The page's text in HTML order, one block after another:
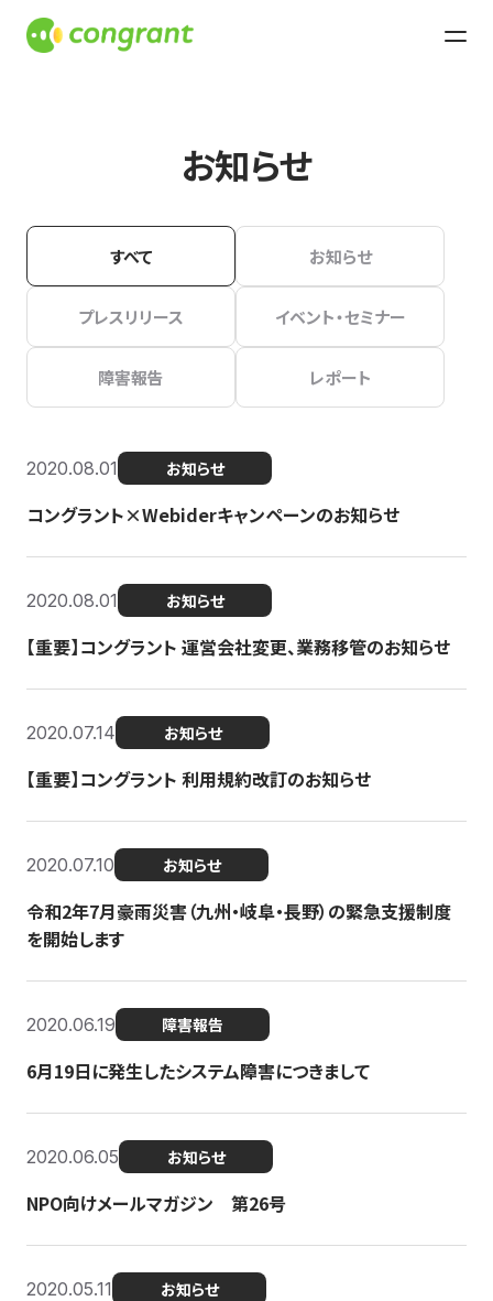
お知らせ
すべて お知らせ
プレスリリース イベント・セミナー
障害報告 レポート
2020.08.01 お知らせ
コングラント×Webiderキャンペーンのお知らせ
2020.08.01 お知らせ
【重要】コングラント 運営会社変更、業務移管のお知らせ
2020.07.14 お知らせ
【重要】コングラント 利用規約改訂のお知らせ
2020.07.10 お知らせ
令和2年7月豪雨災害（九州・岐阜・長野）の緊急支援制度
を開始します
2020.06.19 障害報告
6月19日に発生したシステム障害につきまして
2020.06.05 お知らせ
NPO向けメールマガジン 第26号
2020.05.11 お知らせ